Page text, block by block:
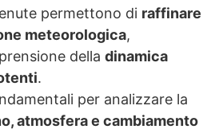
permettono di raffinare
meteorologica,
della dinamica
.
per analizzare la
atmosfera e cambiamento